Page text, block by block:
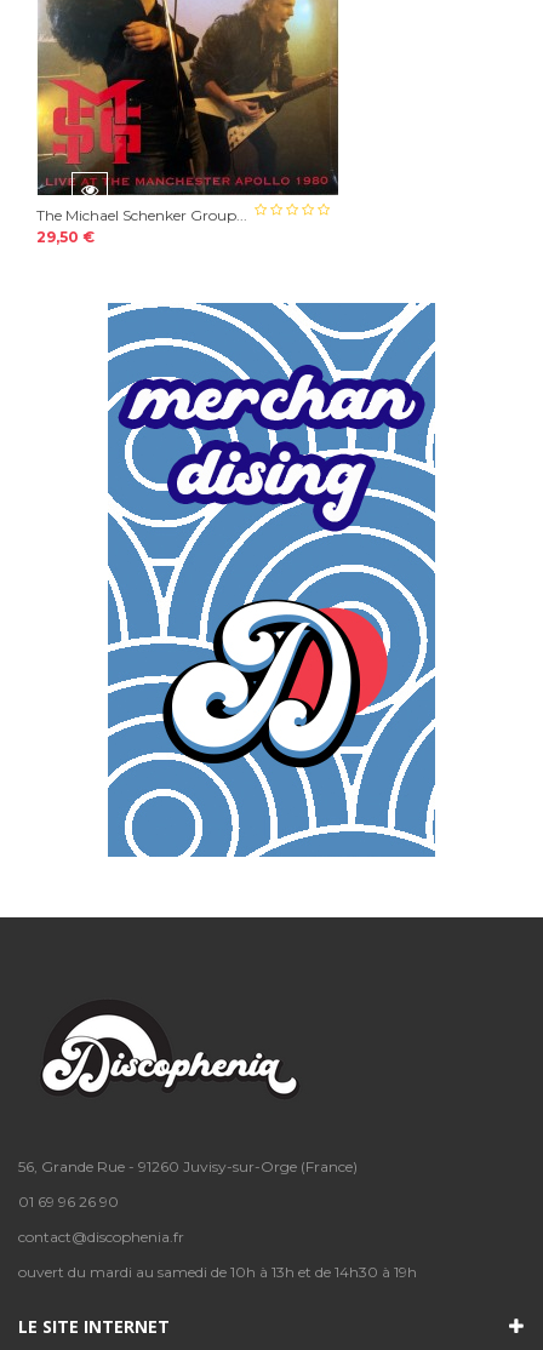
The Michael Schenker Group...
29,50 €
56, Grande Rue - 91260 Juvisy-sur-Orge (France)
01 69 96 26 90
contact@discophenia.fr
ouvert du mardi au samedi de 10h à 13h et de 14h30 à 19h
LE SITE INTERNET